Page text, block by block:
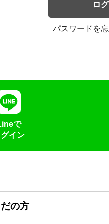
ロ
パスワードを
で
グイン
の方